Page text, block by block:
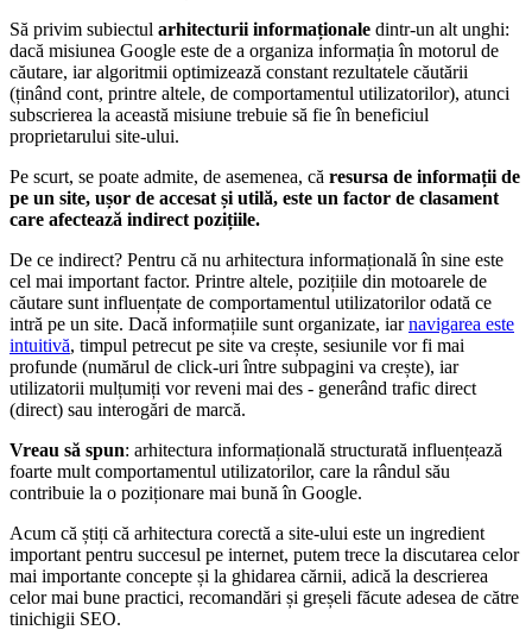
Să privim subiectul arhitecturii informaționale dintr-un alt unghi:
dacă misiunea Google este de a organiza informația în motorul de
căutare, iar algoritmii optimizează constant rezultatele căutării
(ținând cont, printre altele, de comportamentul utilizatorilor), atunci
subscrierea la această misiune trebuie să fie în beneficiul
proprietarului site-ului.
Pe scurt, se poate admite, de asemenea, că resursa de informații de
pe un site, ușor de accesat și utilă, este un factor de clasament
care afectează indirect pozițiile.
De ce indirect? Pentru că nu arhitectura informațională în sine este
cel mai important factor. Printre altele, pozițiile din motoarele de
căutare sunt influențate de comportamentul utilizatorilor odată ce
intră pe un site. Dacă informațiile sunt organizate, iarnavigarea este
intuitivă, timpul petrecut pe site va crește, sesiunile vor fi mai
profunde (numărul de click-uri între subpagini va crește), iar
utilizatorii mulțumiți vor reveni mai des - generând trafic direct
(direct) sau interogări de marcă.
Vreau să spun: arhitectura informațională structurată influențează
foarte mult comportamentul utilizatorilor, care la rândul său
contribuie la o poziționare mai bună în Google.
Acum că știți că arhitectura corectă a site-ului este un ingredient
important pentru succesul pe internet, putem trece la discutarea celor
mai importante concepte și la ghidarea cărnii, adică la descrierea
celor mai bune practici, recomandări și greșeli făcute adesea de către
tinichigii SEO.